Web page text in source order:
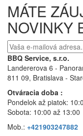
MÁTE
NOVINKY
BBQ Service, s.r.o.
Landererova 6 -
811 09, Bratislava -
Otváracia doba :
Pondelok až piatok:
Sobota: 10:00 až 13:00
Mob.: +421903247882